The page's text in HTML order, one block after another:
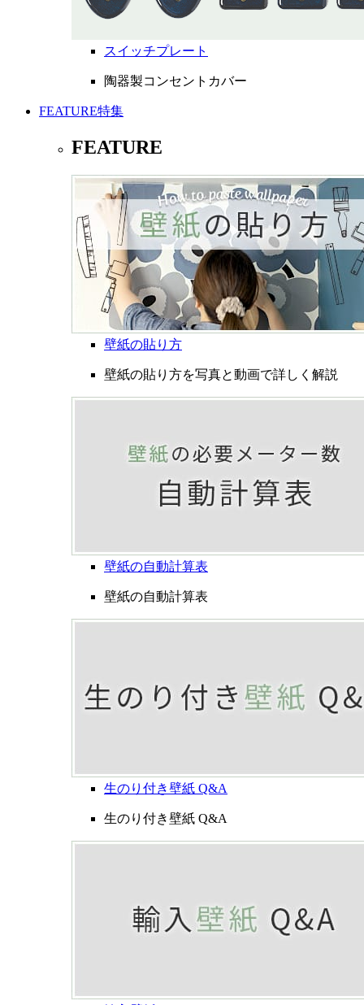
スイッチプレート
陶器製コンセントカバー
FEATURE特集
FEATURE
壁紙の貼り方
壁紙の貼り方を写真と動画で詳しく解説
壁紙の自動計算表
壁紙の自動計算表
生のり付き壁紙 Q&A
生のり付き壁紙 Q&A